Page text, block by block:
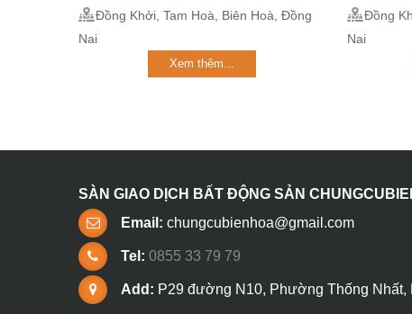
Đồng Khởi, Tam Hoà, Biên Hoà, Đồng
Nai
Xem thêm...
Đồng
Nai
SÀN GIAO DỊCH BẤT ĐỘNG SẢN
Email: chungcubienhoa@gmail.com
Tel: 0855 33 79 79
Add: P29 đường N10, Phường Thống Nhất,